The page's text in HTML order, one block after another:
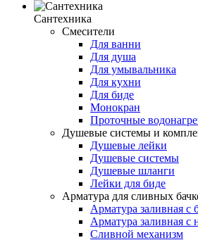
Сантехника
Смесители
Для ванни
Для душа
Для умывальника
Для кухни
Для биде
Монокран
Проточные
Душевые системы и
Душевые лейки
Душевые системы
Душевые шланги
Лейки для биде
Арматура для сливных
Арматура заливная с
Арматура заливная
Сливной механизм